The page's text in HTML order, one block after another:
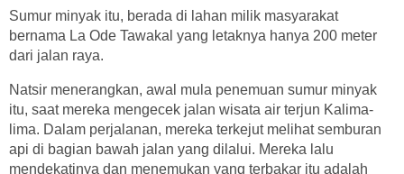
Sumur minyak itu, berada di lahan milik masyarakat
bernama La Ode Tawakal yang letaknya hanya 200 meter
dari jalan raya.
Natsir menerangkan, awal mula penemuan sumur minyak
itu, saat mereka mengecek jalan wisata air terjun Kalima-
lima. Dalam perjalanan, mereka terkejut melihat semburan
api di bagian bawah jalan yang dilalui. Mereka lalu
mendekatinya dan menemukan yang terbakar itu adalah